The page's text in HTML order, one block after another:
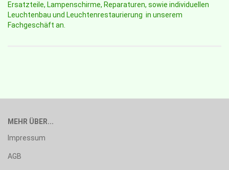
Ersatzteile, Lampenschirme, Reparaturen, sowie individuellen
Leuchtenbau und Leuchtenrestaurierung in unserem
Fachgeschäft an.
MEHR ÜBER...
Impressum
AGB